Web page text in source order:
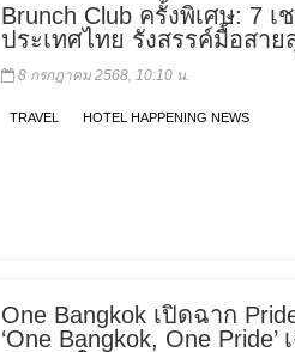
Brunch Club ครั้งพิเศษ: 7
ประเทศไทย รังสรรค์มื้อสา
8 กรกฎาคม 2568, 10:10 น.
TRAVEL HOTEL HAPPENING NEWS
One Bangkok เปิดฉาก
‘One Bangkok, One